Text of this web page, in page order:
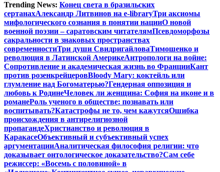
Trending News: Конец света в бразильских
сертанахАлександр Литвинов на e-libraryТри аксиомы
мифологического сознания в понятии нацииО новой
военной поэзии – саратовским читателямПсевдоморфозы
сакральности в знаковых пространствах
современностиТри души СвидригайловаТимошенко и
революция в Латинской АмерикеАнтропологи на войне:
Сопротивление и академическая жизнь во ФранцииКант
против розенкрейцеровBloody Mary: коктейль или
глумление над Богоматерью?Гендерная оппозиция и
любовь к РодинеЧеловек ли женщина: София на иконе и в
романеРоль ученого в обществе: познавать или
воспитывать?Катастрофы не то, чем кажутсяОшибка
происхождения в антирелигиозной
пропагандеХристианство и революция в
КаракасеОбъективный и субъективный успех
аргументацииАналитическая философия религии: что
доказывает онтологическое доказательство?Сам себе
режиссер: «Восемь с половиной» в